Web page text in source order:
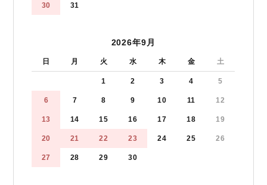
30 31
2026年9月
日 月 火 水 木 金 土
1 2 3 4 5
6 7 8 9 10 11 12
13 14 15 16 17 18 19
20 21 22 23 24 25 26
27 28 29 30